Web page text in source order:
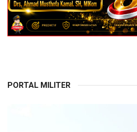
PORTAL MILITER